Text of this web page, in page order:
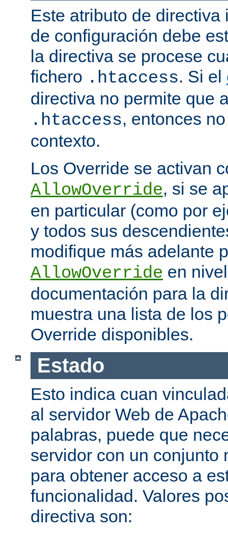
Este atributo de
de configuración debe
la directiva se procese
fichero .htaccess. Si el
directiva no permite que
.htaccess, entonces
contexto.
Los Override se activan
AllowOverride, si se
en particular (como por
y todos sus
modifique más adelante
AllowOverride en
documentación para la
muestra una lista de los
Override disponibles.
Estado
Esto indica cuan
al servidor Web de
palabras, puede que
servidor con un conjunto
para obtener acceso a
funcionalidad. Valores
directiva son: